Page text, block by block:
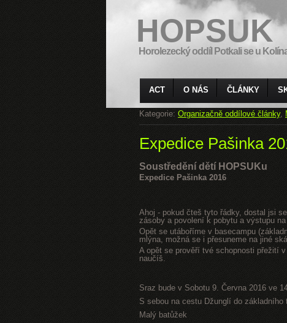
HOPSUK
Horolezecký oddíl Potkali se u
ACT O NÁS ČLÁNKY
Kategorie: Organizačně oddílové články,
Expedice Pašinka
Soustředění dětí HOPSUKu
Expedice Pašinka 2016
Ahoj - pokud čteš tyto řádky, dostal jsi
zásoby a povolení k pobytu a výstupu
Opět se utáboříme v basecampu
mlýna, možná se i přesuneme na jiné
A opět se prověří tvé schopnosti přežití
naučíš.
Sraz bude v Sobotu 9. Června 2016 ve
S sebou na cestu Džunglí do
Malý batůžek